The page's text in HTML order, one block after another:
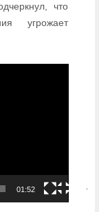
что
угрожает
01:52